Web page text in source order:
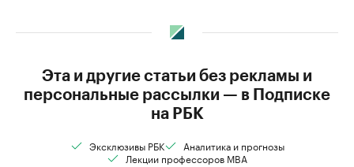
Эта и другие статьи без рекламы и
персональные рассылки — в Подписке
на РБК
Эксклюзивы РБК
Аналитика и прогнозы
Лекции профессоров MBA